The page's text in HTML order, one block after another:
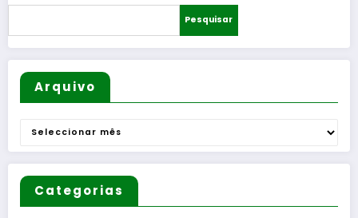
Pesquisar
Arquivo
Arquivo
Categorias